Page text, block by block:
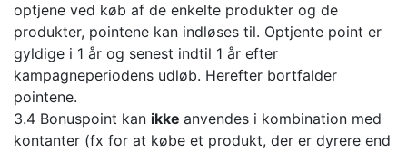
optjene ved køb af de enkelte produkter og de
produkter, pointene kan indløses til. Optjente point er
gyldige i 1 år og senest indtil 1 år efter
kampagneperiodens udløb. Herefter bortfalder
pointene.
3.4 Bonuspoint kan ikke anvendes i kombination med
kontanter (fx for at købe et produkt, der er dyrere end